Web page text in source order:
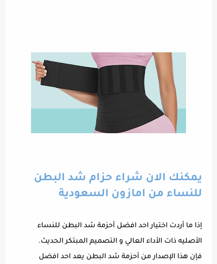
يمكنك الان شراء حزام شد البطن
للنساء من امازون السعودية
إذا ما أردت اختيار احد افضل أحزمة شد البطن للنساء
الأصليه ذات الأداء العالي و التصميم المبتكر الحديث.
فإن هذا الإصدار من أحزمة شد البطن يعد احد افضل